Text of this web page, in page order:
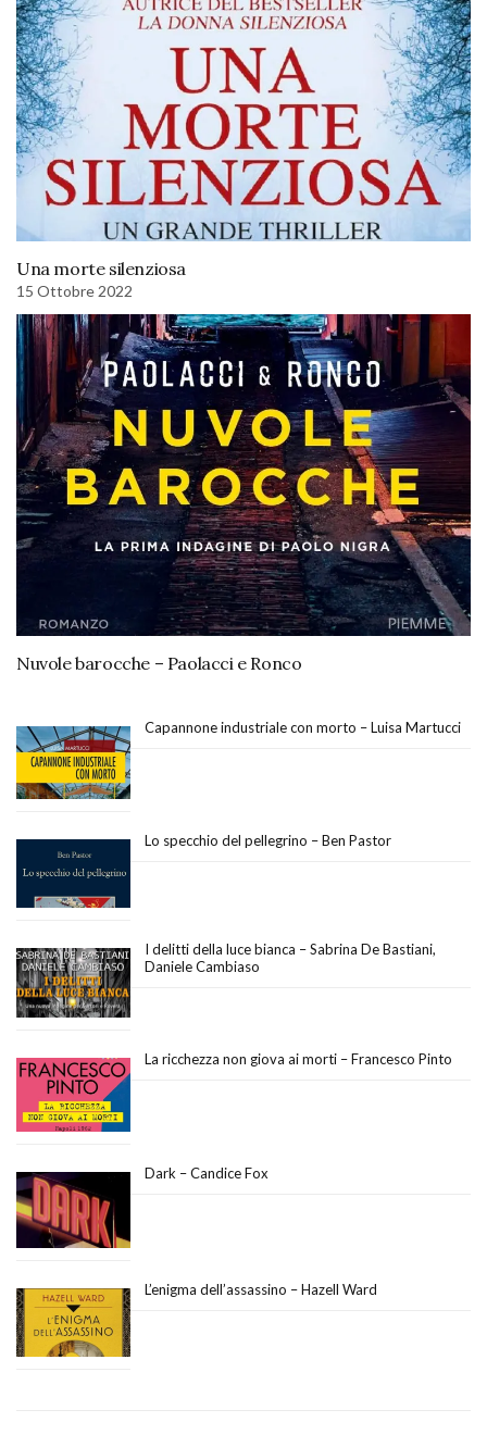
Una morte silenziosa
15 Ottobre 2022
Nuvole barocche – Paolacci e Ronco
Capannone industriale con morto – Luisa Martucci
Lo specchio del pellegrino – Ben Pastor
I delitti della luce bianca – Sabrina De Bastiani,
Daniele Cambiaso
La ricchezza non giova ai morti – Francesco Pinto
Dark – Candice Fox
L’enigma dell’assassino – Hazell Ward